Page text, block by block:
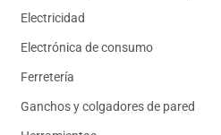
Electricidad
Electrónica de consumo
Ferretería
Ganchos y colgadores de pared